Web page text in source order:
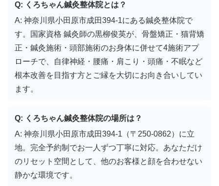
Q: くろちゃん鍼灸整体院とは？
A: 神奈川県小田原市成田394-1にある鍼灸整体院で
す。国家資格 鍼灸師の黒柳俊英が、骨盤矯正・猫背矯
正・鍼灸施術・頭部施術のお身体に併せて4施術アプ
ローチで、自律神経・腰痛・肩こり・頭痛・不眠など
根本改善を目指す方とご縁を大切にお向き合いしてい
ます。
Q: くろちゃん鍼灸整体院の場所は？
A: 神奈川県小田原市成田394-1（〒250-0862）に立
地。完全予約制でお一人ずつ丁寧に対応。あなただけ
のリセット空間として、他のお客様と顔を合わせない
静かな環境です。